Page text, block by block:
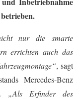
nur die smarte
errichten auch das
, sagt
Mercedes-Benz
„Als Erfinder des